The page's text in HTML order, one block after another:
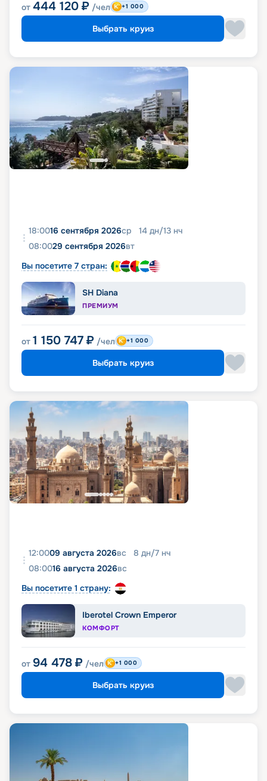
от 444 120 ₽ /чел +1 000
Выбрать круиз
18:0016 сентября 2026ср 14 дн/13 нч
08:0029 сентября 2026вт
Вы посетите 7 стран:
SH Diana
ПРЕМИУМ
от 1 150 747 ₽ /чел +1 000
Выбрать круиз
12:0009 августа 2026вс 8 дн/7 нч
08:0016 августа 2026вс
Вы посетите 1 страну:
Iberotel Crown Emperor
КОМФОРТ
от 94 478 ₽ /чел +1 000
Выбрать круиз